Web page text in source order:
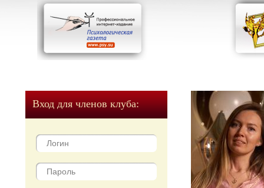
Вход для членов клуба: